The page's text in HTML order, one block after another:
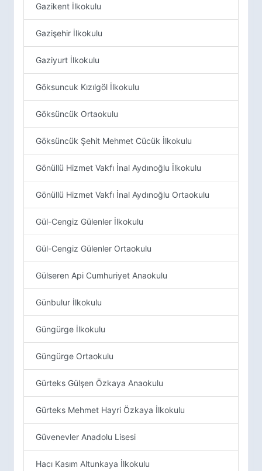
Gazikent İlkokulu
Gazişehir İlkokulu
Gaziyurt İlkokulu
Göksuncuk Kızılgöl İlkokulu
Göksüncük Ortaokulu
Göksüncük Şehit Mehmet Cücük İlkokulu
Gönüllü Hizmet Vakfı İnal Aydınoğlu İlkokulu
Gönüllü Hizmet Vakfı İnal Aydınoğlu Ortaokulu
Gül-Cengiz Gülenler İlkokulu
Gül-Cengiz Gülenler Ortaokulu
Gülseren Api Cumhuriyet Anaokulu
Günbulur İlkokulu
Güngürge İlkokulu
Güngürge Ortaokulu
Gürteks Gülşen Özkaya Anaokulu
Gürteks Mehmet Hayri Özkaya İlkokulu
Güvenevler Anadolu Lisesi
Hacı Kasım Altunkaya İlkokulu